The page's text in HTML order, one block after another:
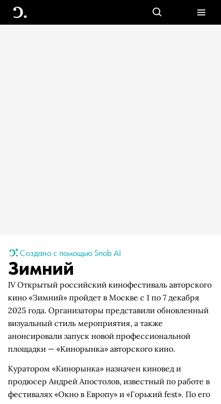
Создано с помощью Snob AI
Зимний
IV Открытый российский кинофестиваль авторского
кино «Зимний» пройдет в Москве с 1 по 7 декабря
2025 года. Организаторы представили обновленный
визуальный стиль мероприятия, а также
анонсировали запуск новой профессиональной
площадки — «Кинорынка» авторского кино.
Куратором «Кинорынка» назначен киновед и
продюсер Андрей Апостолов, известный по работе в
фестивалях «Окно в Европу» и «Горький fest». По его